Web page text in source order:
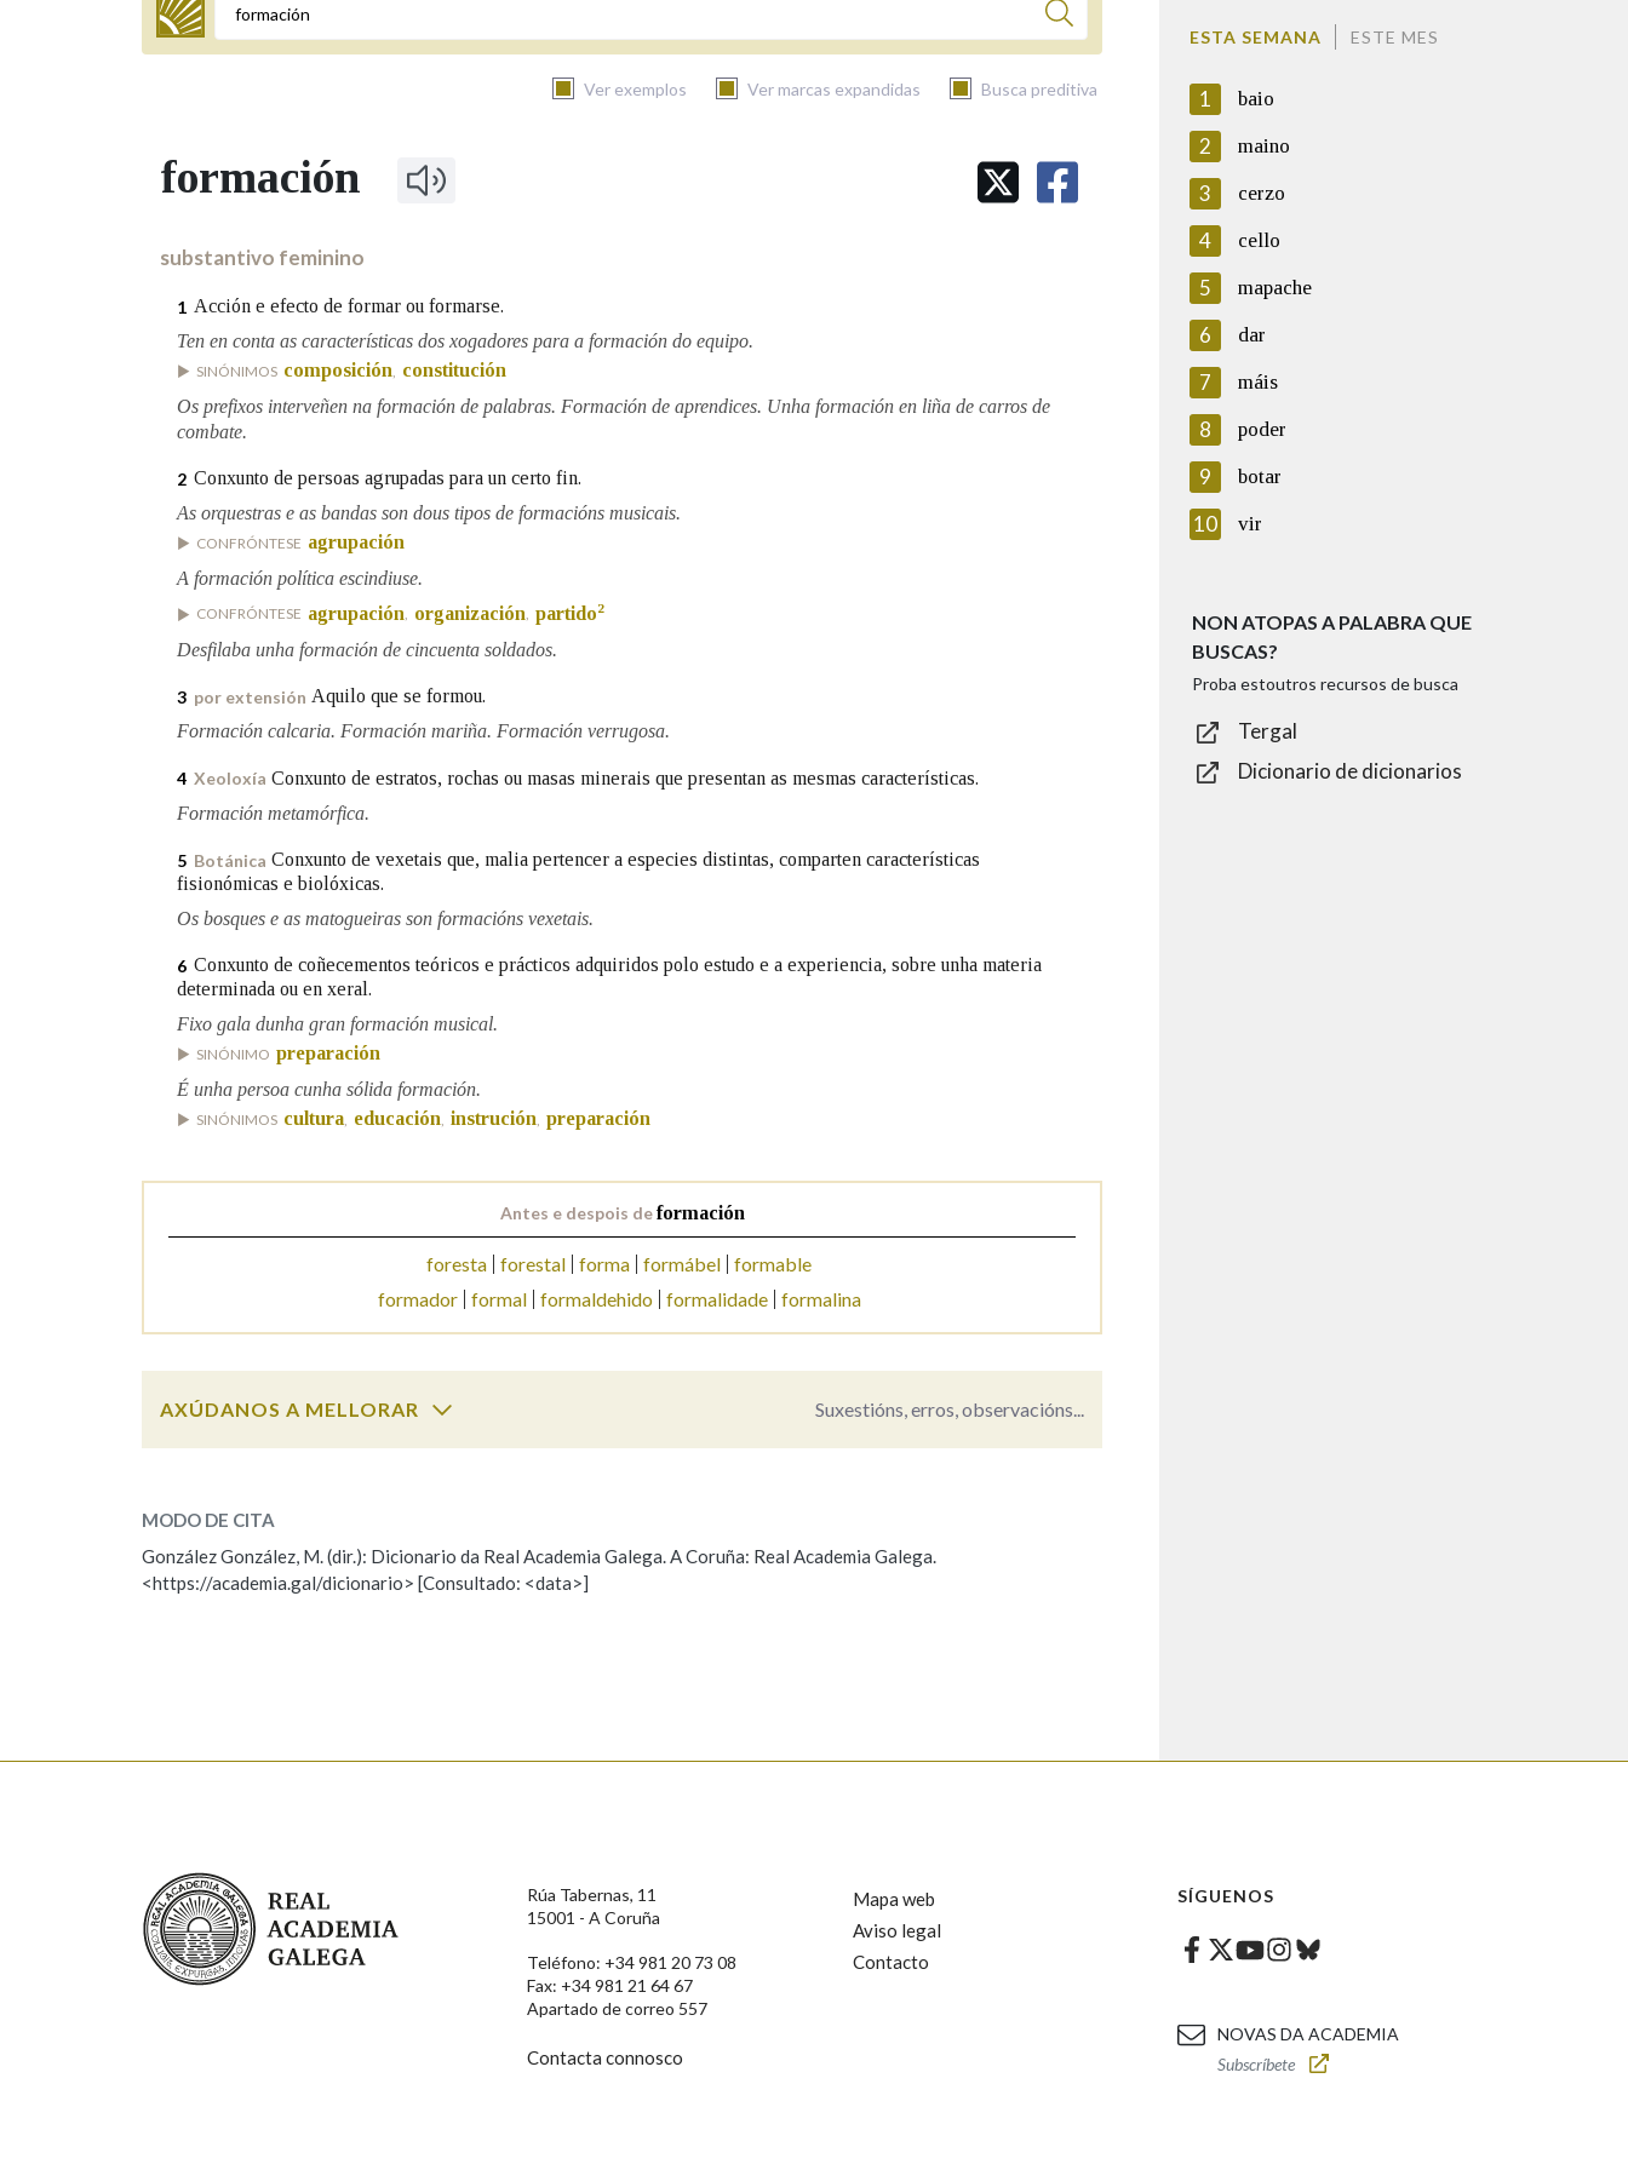
Termo a buscar
Ver exemplos Ver marcas expandidas Busca preditiva
BUSCAR NOS LEMAS
Remata por
Contén
Nos exemplos
OUTRAS OPCIÓNS DE BUSCA
Marcas gramaticais
formación
substantivo feminino
1 Acción e efecto de formar ou formarse.
Ten en conta as características dos xogadores para a formación do equipo.
SINÓNIMOS composición, constitución
Os prefixos interveñen na formación de palabras. Formación de aprendices. Unha formación en liña de carros de
combate.
2 Conxunto de persoas agrupadas para un certo fin.
As orquestras e as bandas son dous tipos de formacións musicais.
CONFRÓNTESE agrupación
A formación política escindiuse.
CONFRÓNTESE agrupación, organización, partido2
Desfilaba unha formación de cincuenta soldados.
3 por extensión Aquilo que se formou.
Formación calcaria. Formación mariña. Formación verrugosa.
4 Xeoloxía Conxunto de estratos, rochas ou masas minerais que presentan as mesmas características.
Formación metamórfica.
5 Botánica Conxunto de vexetais que, malia pertencer a especies distintas, comparten características
fisionómicas e biolóxicas.
Os bosques e as matogueiras son formacións vexetais.
6 Conxunto de coñecementos teóricos e prácticos adquiridos polo estudo e a experiencia, sobre unha materia
determinada ou en xeral.
Fixo gala dunha gran formación musical.
SINÓNIMO preparación
É unha persoa cunha sólida formación.
SINÓNIMOS cultura, educación, instrución, preparación
Antes e despois deformación
foresta forestal forma formábel formable
formador
formal formaldehido formalidade formalina
AXÚDANOS A MELLORAR Suxestións, erros, observacións...
ESCOLLE UNHA OPCIÓN:
Observación Hai un erro na palabra Propoño mellorar a definición
Comentario
MODO DE CITA
González González, M. (dir.): Dicionario da Real Academia Galega. A Coruña: Real Academia Galega.
<https://academia.gal/dicionario> [Consultado: <data>]
ESTA SEMANA ESTE MES
1 baio
2 maino
3 cerzo
4 cello
5 mapache
6 dar
7 máis
8 poder
9 botar
10 vir
NON ATOPAS A PALABRA QUE
BUSCAS?
Proba estoutros recursos de busca
Tergal
Dicionario de dicionarios
Real Academia Galega
Rúa Tabernas, 11
15001 - A Coruña
Teléfono: +34 981 20 73 08
Fax: +34 981 21 64 67
Apartado de correo 557
Contacta connosco
Mapa web
Aviso legal
Contacto
SÍGUENOS
Facebook
Twitter
Youtube
Instagram
Bluesky
NOVAS DA ACADEMIA
Subscríbete